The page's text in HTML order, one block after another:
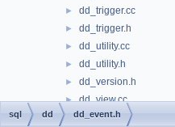
► dd_trigger.cc
► dd_trigger.h
► dd_utility.cc
► dd_utility.h
► dd_version.h
► dd_view.cc
► dd_view.h
sql dd dd_event.h